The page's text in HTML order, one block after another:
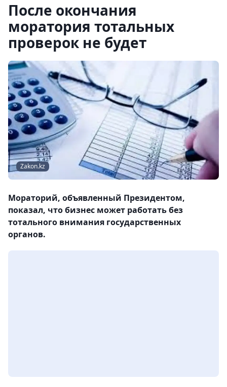
После окончания
моратория тотальных
проверок не будет
Zakon.kz
Мораторий, объявленный Президентом,
показал, что бизнес может работать без
тотального внимания государственных
органов.